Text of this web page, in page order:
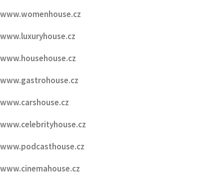
www.househouse.cz
www.gastrohouse.cz
www.carshouse.cz
www.celebrityhouse.cz
www.podcasthouse.cz
www.cinemahouse.cz
www.watchhouse.cz
www.hotelhouse.cz